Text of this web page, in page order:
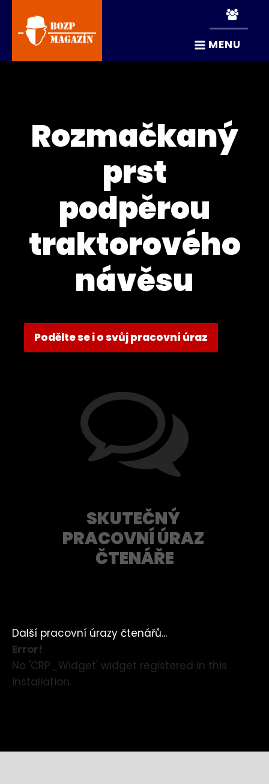
MENU
Rozmačkaný
prst
podpěrou
traktorového
návěsu
Podělte se i o svůj pracovní úraz
SKUTEČNÝ
PRACOVNÍ ÚRAZ
ČTENÁŘE
Další pracovní úrazy čtenářů...
Error!
No 'CRP_Widget' widget registered in this
installation.